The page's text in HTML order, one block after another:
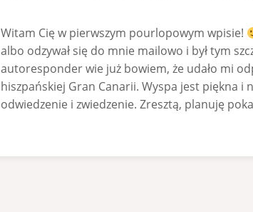
Witam Cię w pierwszym pourlopowym wpisie!
albo odzywał się do mnie mailowo i był tym
autoresponder wie już bowiem, że udało mi
hiszpańskiej Gran Canarii. Wyspa jest piękna i
odwiedzenie i zwiedzenie. Zresztą, planuję